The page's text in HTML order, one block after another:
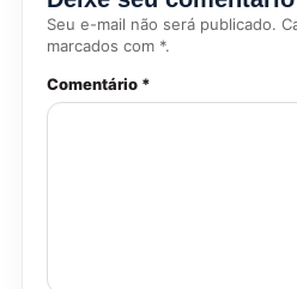
Seu e-mail não será publicado.
marcados com *.
Comentário *